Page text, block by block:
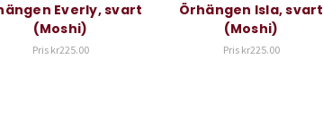
Everly, svart
(Moshi)
Pris kr225.00
Örhängen Isla, svart
(Moshi)
Pris kr225.00